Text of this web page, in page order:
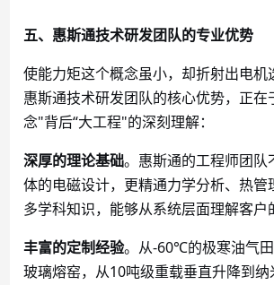
五、惠斯通技术研发团队的专业优势
使能力矩这个概念虽小，却折射出电机
惠斯通技术研发团队的核心优势，正在
念"背后“大工程"的深刻理解：
深厚的理论基础。惠斯通的工程师团队
体的电磁设计，更精通力学分析、热管
多学科知识，能够从系统层面理解客户
丰富的定制经验。从-60℃的极寒油气
玻璃熔窑，从10吨级重载垂直升降到纳